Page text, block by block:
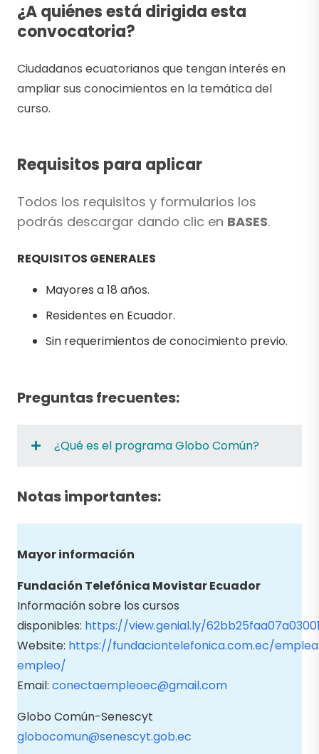
¿A quiénes está dirigida esta
convocatoria?
Ciudadanos ecuatorianos que tengan interés en
ampliar sus conocimientos en la temática del
curso.
Requisitos para aplicar
Todos los requisitos y formularios los
podrás descargar dando clic en BASES.
REQUISITOS GENERALES
Mayores a 18 años.
Residentes en Ecuador.
Sin requerimientos de conocimiento previo.
Preguntas frecuentes:
¿Qué es el programa Globo Común?
Notas importantes:
Mayor información
Fundación Telefónica Movistar Ecuador
Información sobre los cursos
disponibles: https://view.genial.ly/
Website: https://fundaciontelefonica.com.ec/
empleo/
Email: conectaempleoec@gmail.com
Globo Común-Senescyt
globocomun@senescyt.gob.ec